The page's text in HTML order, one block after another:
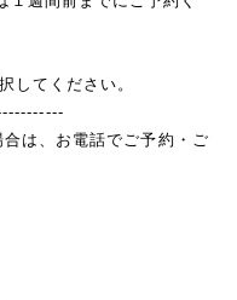
してください。
は、お電話でご予約・ご